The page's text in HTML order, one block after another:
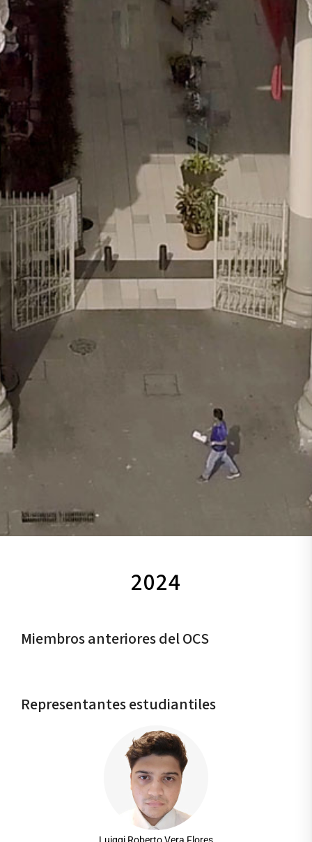
2024
Miembros anteriores del OCS
Representantes estudiantiles